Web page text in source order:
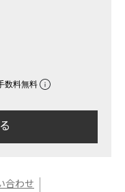
数料無料
合わせ